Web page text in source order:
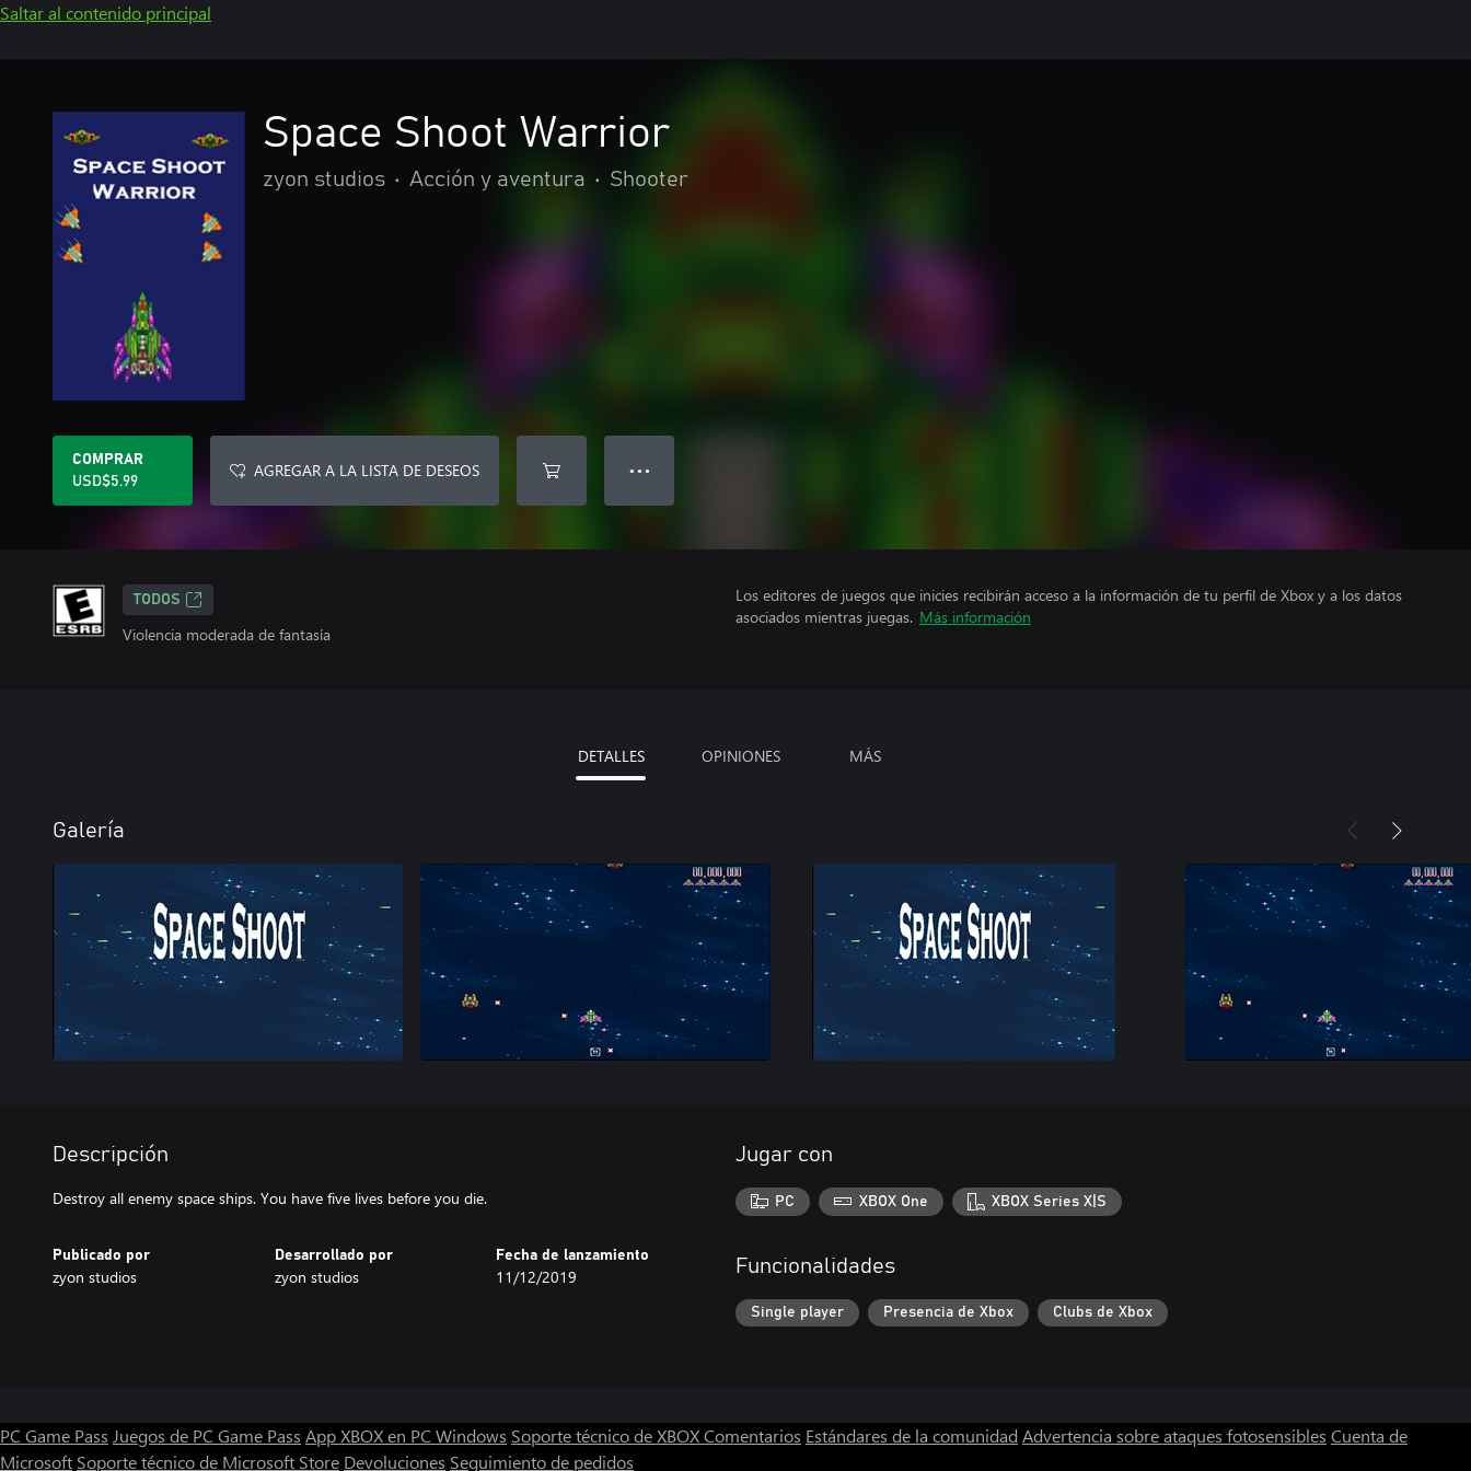
Saltar al contenido principal
Space Shoot Warrior
zyon studios • Acción y aventura • Shooter
COMPRAR
USD$5.99
AGREGAR A LA LISTA DE DESEOS ● ● ●
TODOS
Violencia moderada de fantasía
Los editores de juegos que inicies recibirán acceso a la información de tu perfil de Xbox y a los datos
asociados mientras juegas. Más información
DETALLES OPINIONES MÁS
Galería
Descripción
Destroy all enemy space ships. You have five lives before you die.
Publicado por
zyon studios
Desarrollado por
zyon studios
Fecha de lanzamiento
11/12/2019
Jugar con
PC XBOX One XBOX Series X|S
Funcionalidades
Single player Presencia de Xbox Clubs de Xbox
PC Game Pass Juegos de PC Game Pass App XBOX en PC Windows Soporte técnico de XBOXComentarios Estándares de la comunidad Advertencia sobre ataques fotosensibles Cuenta de
Microsoft Soporte técnico de Microsoft Store Devoluciones Seguimiento de pedidos